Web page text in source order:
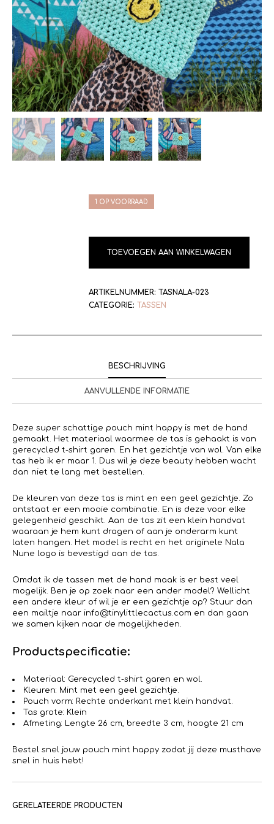
1 OP VOORRAAD
TOEVOEGEN AAN WINKELWAGEN
ARTIKELNUMMER: TASNALA-023
CATEGORIE: TASSEN
BESCHRIJVING
AANVULLENDE INFORMATIE
Deze super schattige pouch mint happy is met de hand
gemaakt. Het materiaal waarmee de tas is gehaakt is van
gerecycled t-shirt garen. En het gezichtje van wol. Van elke
tas heb ik er maar 1. Dus wil je deze beauty hebben wacht
dan niet te lang met bestellen.
De kleuren van deze tas is mint en een geel gezichtje. Zo
ontstaat er een mooie combinatie. En is deze voor elke
gelegenheid geschikt. Aan de tas zit een klein handvat
waaraan je hem kunt dragen of aan je onderarm kunt
laten hangen. Het model is recht en het originele Nala
Nune logo is bevestigd aan de tas.
Omdat ik de tassen met de hand maak is er best veel
mogelijk. Ben je op zoek naar een ander model? Wellicht
een andere kleur of wil je er een gezichtje op? Stuur dan
een mailtje naar info@tinylittlecactus.com en dan gaan
we samen kijken naar de mogelijkheden.
Productspecificatie:
Materiaal: Gerecycled t-shirt garen en wol.
Kleuren: Mint met een geel gezichtje.
Pouch vorm: Rechte onderkant met klein handvat.
Tas grote: Klein
Afmeting: Lengte 26 cm, breedte 3 cm, hoogte 21 cm
Bestel snel jouw pouch mint happy zodat jij deze musthave
snel in huis hebt!
GERELATEERDE PRODUCTEN